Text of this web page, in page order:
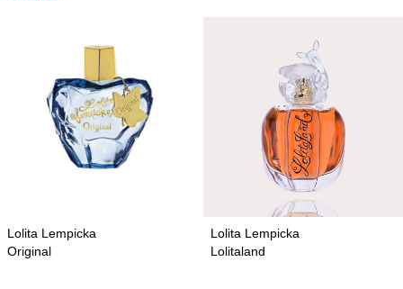
Lolita Lempicka
Original
Lolita Lempicka
Lolitaland